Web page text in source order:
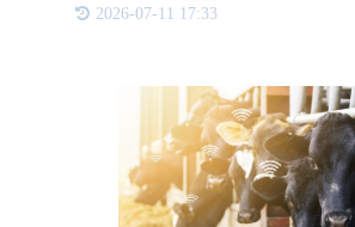
便难以完整剥离或重复粘贴，从而从
2026-07-11 17:33